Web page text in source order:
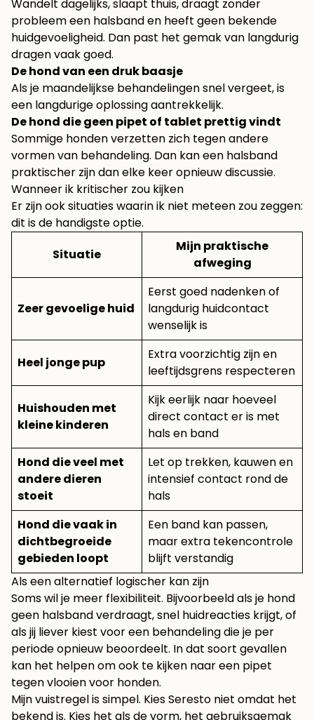
Wandelt dagelijks, slaapt thuis, draagt zonder
probleem een halsband en heeft geen bekende
huidgevoeligheid. Dan past het gemak van langdurig
dragen vaak goed.
De hond van een druk baasje
Als je maandelijkse behandelingen snel vergeet, is
een langdurige oplossing aantrekkelijk.
De hond die geen pipet of tablet prettig vindt
Sommige honden verzetten zich tegen andere
vormen van behandeling. Dan kan een halsband
praktischer zijn dan elke keer opnieuw discussie.
Wanneer ik kritischer zou kijken
Er zijn ook situaties waarin ik niet meteen zou zeggen:
dit is de handigste optie.
Situatie
Mijn praktische
afweging
Zeer gevoelige huid
Eerst goed nadenken of
langdurig huidcontact
wenselijk is
Heel jonge pup
Extra voorzichtig zijn en
leeftijdsgrens respecteren
Huishouden met
kleine kinderen
Kijk eerlijk naar hoeveel
direct contact er is met
hals en band
Hond die veel met
andere dieren
stoeit
Let op trekken, kauwen en
intensief contact rond de
hals
Hond die vaak in
dichtbegroeide
gebieden loopt
Een band kan passen,
maar extra tekencontrole
blijft verstandig
Als een alternatief logischer kan zijn
Soms wil je meer flexibiliteit. Bijvoorbeeld als je hond
geen halsband verdraagt, snel huidreacties krijgt, of
als jij liever kiest voor een behandeling die je per
periode opnieuw beoordeelt. In dat soort gevallen
kan het helpen om ook te kijken naareen pipet
tegen vlooien voor honden.
Mijn vuistregel is simpel. Kies Seresto niet omdat het
bekend is. Kies het als de vorm, het gebruiksgemak